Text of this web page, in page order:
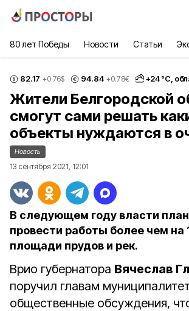
80 лет Победы Новости Статьи
82.17 +0.76$ 94.84 +0.78€ +24°С,
Жители Белгородской
смогут сами решать
объекты нуждаются в
Новость
13 сентября 2021, 12:01
В следующем году власти
провести работы более чем на
площади прудов и рек.
Врио губернатора Вячеслав
поручил главам
общественные обсуждения,